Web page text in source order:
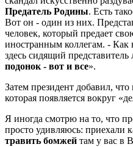
Предатель Родины. Есть
Вот он - один из них.
человек, который предает
иностранным коллегам. - Как
здесь сидящий
подонок - вот и все».
Затем президент добавил,
которая появляется вокруг
Я иногда смотрю на то, что
просто удивляюсь: приехали
травить бомжей там у вас в